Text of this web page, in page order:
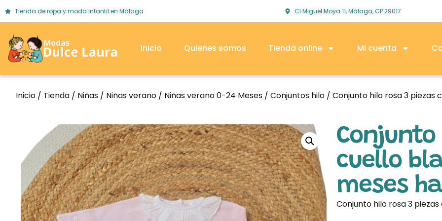
Tienda de ropa y moda infantil en Málaga Cl Miguel Moya 11, Málaga, CP 29017
Inicio Quienes somos Tienda online Mi cuenta
Inicio / Tienda / Niñas / Niñas verano / Niñas verano 0-24 Meses / Conjuntos hilo / Conjunto hilo rosa 3 piezas
cuello
meses
Conjunto hilo rosa 3